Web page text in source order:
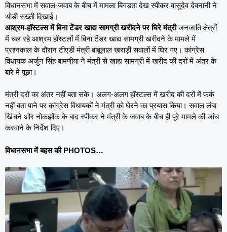
विधानसभा में सवाल-जवाब के बीच में मामला बिगड़ता देख स्पीकर वासुदेव देवनानी ने
थोड़ी सख्ती दिखाई।
आश्रम-हॉस्टल्स में बिना टेंडर खाद्य सामग्री खरीदने पर घिरे मंत्रीजनजाति क्षेत्रों
में चल रहे आश्रम हॉस्टलों में बिना टेंडर खाद्य सामग्री खरीदने के मामले में
प्रश्नकाल के दौरान टीएडी मंत्री बाबूलाल खराड़ी सवालों में घिर गए। कांग्रेस
विधायक अर्जुन सिंह बामणीया ने मंत्री से खाद्य सामग्री में खरीद की दरों में अंतर के
बारे में पूछा।
मंत्री दरों का अंतर नहीं बता सके। अलग-अलग हॉस्टल्स में खरीद की दरों में फर्क
नहीं बता पाने पर कांग्रेस विधायकों ने मंत्री को घेरने का प्रयास किया। सवाल लंबा
खिंचने और नोकझोंक के बाद स्पीकर ने मंत्री के जवाब के बीच ही पूरे मामले की जांच
करवाने के निर्देश दिए।
विधानसभा में बहस की PHOTOS…